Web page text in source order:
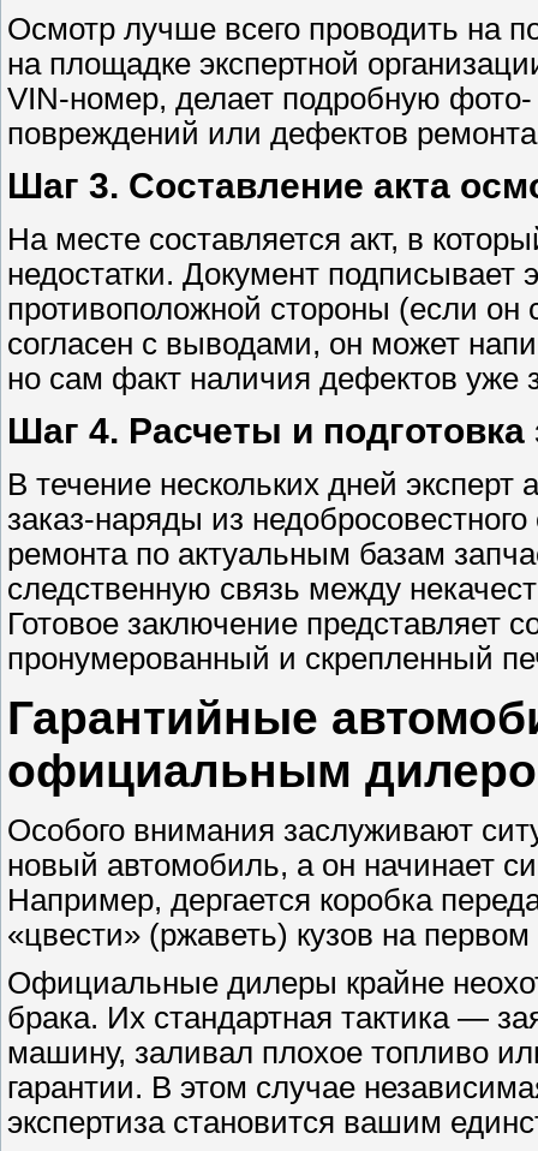
Осмотр лучше всего проводить на
на площадке экспертной
VIN-номер, делает подробную
повреждений или дефектов
Шаг 3. Составление акта
На месте составляется акт, в
недостатки. Документ подписывает
противоположной стороны (если он
согласен с выводами, он может
но сам факт наличия дефектов уже
Шаг 4. Расчеты и
В течение нескольких дней
заказ-наряды из
ремонта по актуальным базам
следственную связь между
Готовое заключение представляет
пронумерованный и скрепленный
Гарантийные
официальным
Особого внимания заслуживают
новый автомобиль, а он начинает
Например, дергается коробка
«цвести» (ржаветь) кузов на первом
Официальные дилеры крайне
брака. Их стандартная тактика —
машину, заливал плохое топливо
гарантии. В этом случае
экспертиза становится вашим